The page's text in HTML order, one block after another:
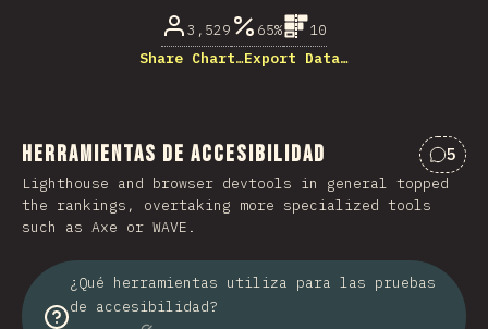
3,529 65%
10
Share Chart…Export Data…
Herramientas de accesibilidad 5
Lighthouse and browser devtools in general topped
the rankings, overtaking more specialized tools
such as Axe or WAVE.
¿Qué herramientas utiliza para las pruebas
de accesibilidad?